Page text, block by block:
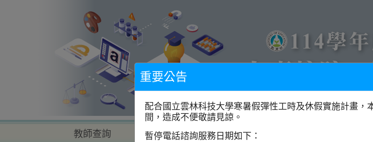
教師查詢 學校查詢 以學門找學校
重要公告
配合國立雲林科技大學寒暑假彈性工時及休假實施計畫，
間，造成不便敬請見諒。
暫停電話諮詢服務日期如下：